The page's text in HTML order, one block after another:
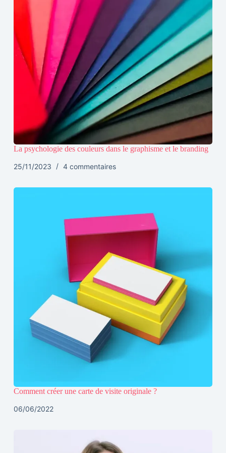
La psychologie des couleurs dans le graphisme et le branding
25/11/2023 4 commentaires
Comment créer une carte de visite originale ?
06/06/2022